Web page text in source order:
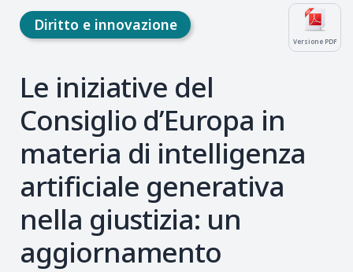
Versione PDF
Diritto e innovazione
Le iniziative del
Consiglio d’Europa in
materia di intelligenza
artificiale generativa
nella giustizia: un
aggiornamento